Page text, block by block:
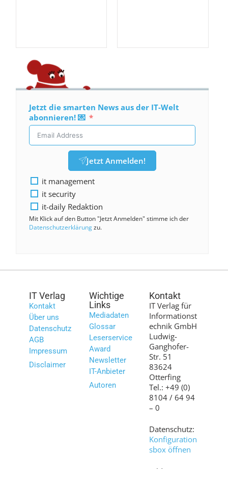
Jetzt die smarten News aus der IT-Welt
abonnieren! 💌
Jetzt Anmelden!
it management
it security
it-daily Redaktion
Mit Klick auf den Button "Jetzt Anmelden" stimme ich der
Datenschutzerklärungzu.
IT Verlag
Kontakt
Über uns
Datenschutz
AGB
Impressum
Disclaimer
Wichtige
Links
Mediadaten
Glossar
Leserservice
Award
Newsletter
IT-Anbieter
Autoren
Kontakt
IT Verlag für
Informationst
echnik GmbH
Ludwig-
Ganghofer-
Str. 51
83624
Otterfing
Tel.: +49 (0)
8104 / 64 94
– 0
Datenschutz:
Konfiguration
sbox öffnen
Bilder: